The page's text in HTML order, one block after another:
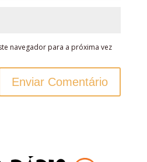
navegador para a próxima vez